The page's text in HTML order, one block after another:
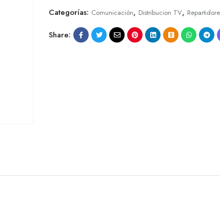
Categorías: Comunicación, Distribucion TV,
Share: